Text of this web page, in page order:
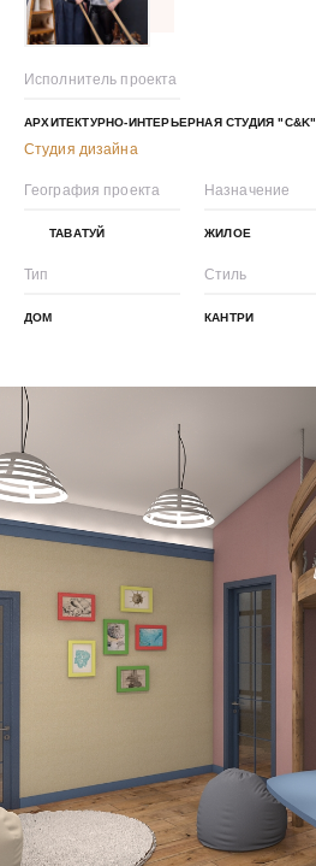
Исполнитель проекта
АРХИТЕКТУРНО-ИНТЕРЬЕРНАЯ СТУДИЯ "С&K"
Студия дизайна
География проекта
ТАВАТУЙ
Назначение
ЖИЛОЕ
Тип
ДОМ
Стиль
КАНТРИ